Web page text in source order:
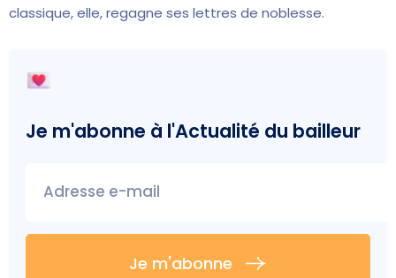
classique, elle, regagne ses lettres de noblesse.
Je m'abonne à l'Actualité du bailleur
Adresse e-mail
Je m'abonne